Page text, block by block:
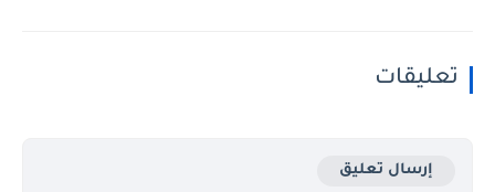
تعليقات
إرسال تعليق